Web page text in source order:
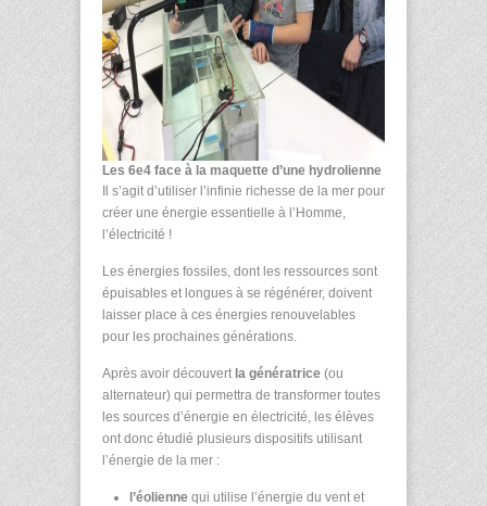
Les 6e4 face à la maquette d’une hydrolienne
Il s’agit d’utiliser l’infinie richesse de la mer pour
créer une énergie essentielle à l’Homme,
l’électricité !
Les énergies fossiles, dont les ressources sont
épuisables et longues à se régénérer, doivent
laisser place à ces énergies renouvelables
pour les prochaines générations.
Après avoir découvert la génératrice (ou
alternateur) qui permettra de transformer toutes
les sources d’énergie en électricité, les élèves
ont donc étudié plusieurs dispositifs utilisant
l’énergie de la mer :
l’éolienne qui utilise l’énergie du vent et